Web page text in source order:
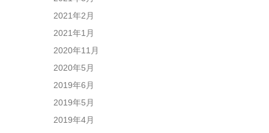
2021年2月
2021年1月
2020年11月
2020年5月
2019年6月
2019年5月
2019年4月